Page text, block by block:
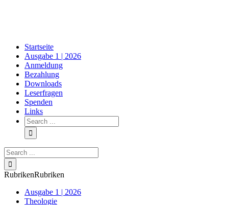
Startseite
Ausgabe 1 | 2026
Anmeldung
Bezahlung
Downloads
Leserfragen
Spenden
Links
Search
for:
Search
for:
RubrikenRubriken
Ausgabe 1 | 2026
Theologie